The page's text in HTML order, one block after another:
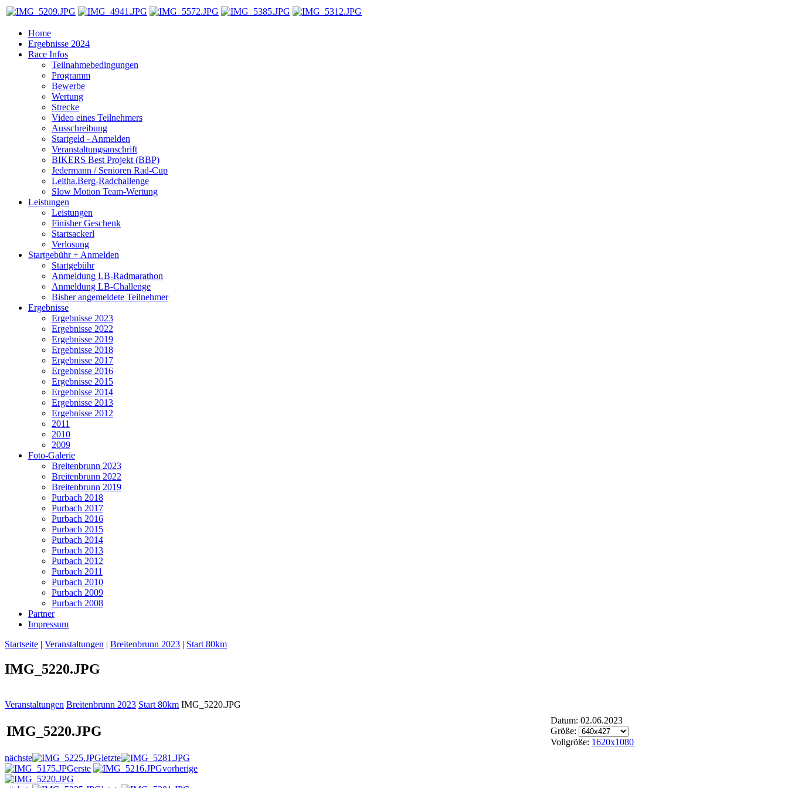
Home
Ergebnisse 2024
Race Infos
Teilnahmebedingungen
Programm
Bewerbe
Wertung
Strecke
Video eines Teilnehmers
Ausschreibung
Startgeld - Anmelden
Veranstaltungsanschrift
BIKERS Best Projekt (BBP)
Jedermann / Senioren Rad-Cup
Leitha.Berg-Radchallenge
Slow Motion Team-Wertung
Leistungen
Leistungen
Finisher Geschenk
Startsackerl
Verlosung
Startgebühr + Anmelden
Startgebühr
Anmeldung LB-Radmarathon
Anmeldung LB-Challenge
Bisher angemeldete Teilnehmer
Ergebnisse
Ergebnisse 2023
Ergebnisse 2022
Ergebnisse 2019
Ergebnisse 2018
Ergebnisse 2017
Ergebnisse 2016
Ergebnisse 2015
Ergebnisse 2014
Ergebnisse 2013
Ergebnisse 2012
2011
2010
2009
Foto-Galerie
Breitenbrunn 2023
Breitenbrunn 2022
Breitenbrunn 2019
Purbach 2018
Purbach 2017
Purbach 2016
Purbach 2015
Purbach 2014
Purbach 2013
Purbach 2012
Purbach 2011
Purbach 2010
Purbach 2009
Purbach 2008
Partner
Impressum
Startseite | Veranstaltungen | Breitenbrunn 2023 | Start 80km
IMG_5220.JPG
Veranstaltungen Breitenbrunn 2023 Start 80km IMG_5220.JPG
IMG_5220.JPG
Datum: 02.06.2023
Größe:
Vollgröße: 1620x1080
nächste
letzte
erste
vorherige